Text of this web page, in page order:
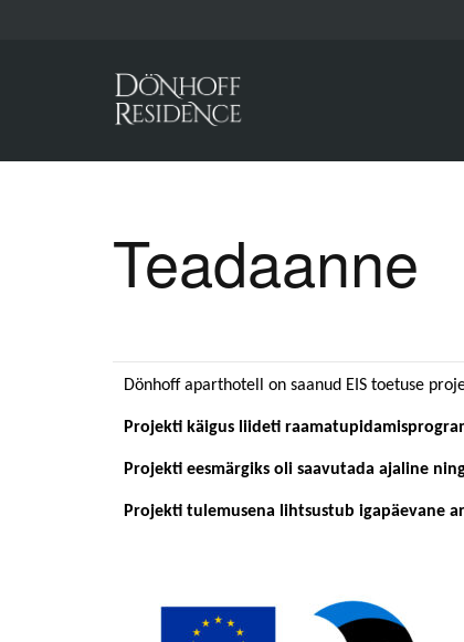
Teadaanne
Dönhoff aparthotell on saanud EIS toetuse
Projekti käigus liideti
Projekti eesmärgiks oli saavutada ajaline
Projekti tulemusena lihtsustub igapäevane